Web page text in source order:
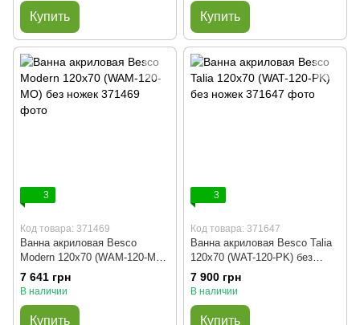
Купить Купить
3
Код товара: 371469
Ванна акриловая Besco
Modern 120x70 (WAM-120-MO)
без ножек
7 641 грн
В наличии
Купить
3
Код товара: 371647
Ванна акриловая Besco Talia
120x70 (WAT-120-PK) без
ножек
7 900 грн
В наличии
Купить